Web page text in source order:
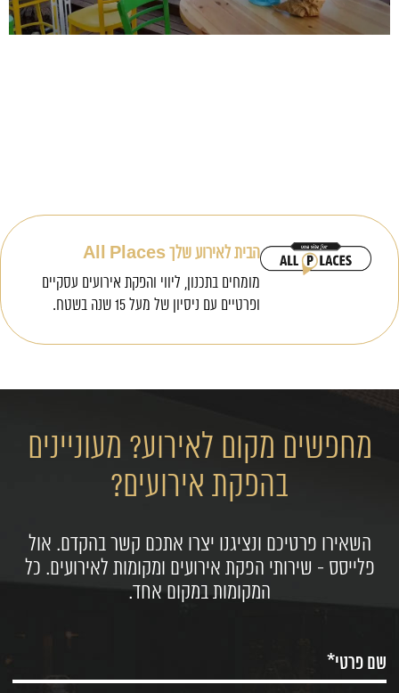
הבית לאירוע שלך All Places
מומחים בתכנון, ליווי והפקת אירועים עסקיים
ופרטיים עם ניסיון של מעל 15 שנה בשטח.
מחפשים מקום לאירוע? מעוניינים
בהפקת אירועים?
השאירו פרטיכם ונציגנו יצרו אתכם קשר בהקדם. אול
פלייסס - שירותי הפקת אירועים ומקומות לאירועים. כל
המקומות במקום אחד.